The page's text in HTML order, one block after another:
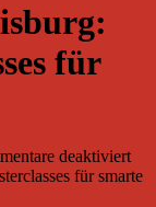
für
deaktiviert
für smarte